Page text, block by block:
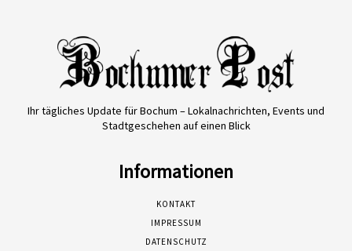
Ihr tägliches Update für Bochum – Lokalnachrichten, Events und
Stadtgeschehen auf einen Blick
Informationen
KONTAKT
IMPRESSUM
DATENSCHUTZ